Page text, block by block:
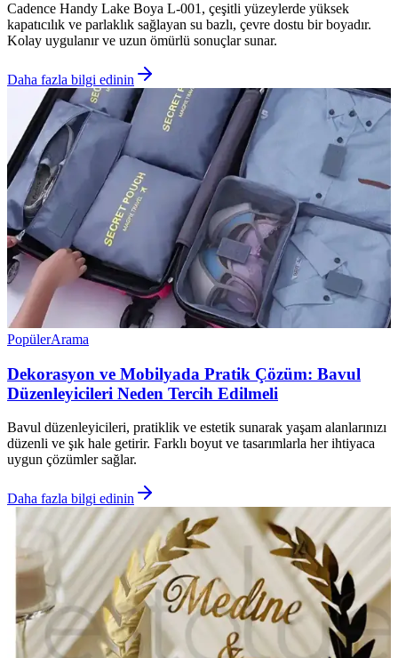
Cadence Handy Lake Boya L-001, çeşitli yüzeylerde yüksek
kapatıcılık ve parlaklık sağlayan su bazlı, çevre dostu bir boyadır.
Kolay uygulanır ve uzun ömürlü sonuçlar sunar.
Daha fazla bilgi edinin
PopülerArama
Dekorasyon ve Mobilyada Pratik Çözüm: Bavul
Düzenleyicileri Neden Tercih Edilmeli
Bavul düzenleyicileri, pratiklik ve estetik sunarak yaşam alanlarınızı
düzenli ve şık hale getirir. Farklı boyut ve tasarımlarla her ihtiyaca
uygun çözümler sağlar.
Daha fazla bilgi edinin